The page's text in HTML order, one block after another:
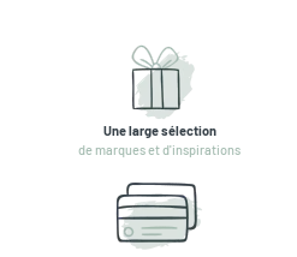
Une large sélection
de marques et d'inspirations